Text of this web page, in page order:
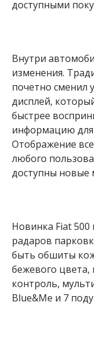
доступными
Внутри
изменения.
почетно сменил
дисплей,
быстрее
информацию для
Отображение
любого
доступны новые
Новинка Fiat 500
радаров
быть обшиты
бежевого цвета,
контроль,
Blue&Me и 7